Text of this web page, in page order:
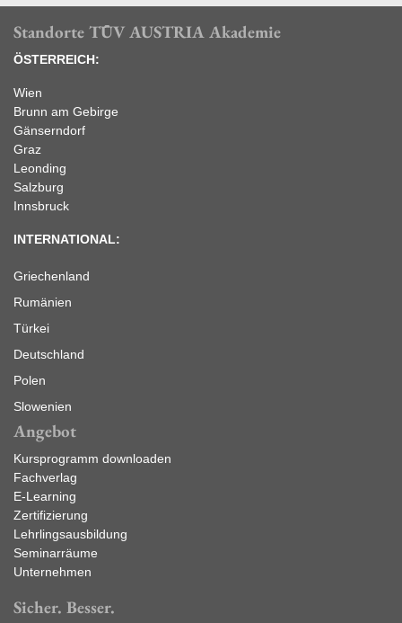
Standorte TÜV AUSTRIA Akademie
ÖSTERREICH:
Wien
Brunn am Gebirge
Gänserndorf
Graz
Leonding
Salzburg
Innsbruck
INTERNATIONAL:
Griechenland
Rumänien
Türkei
Deutschland
Polen
Slowenien
Angebot
Kursprogramm downloaden
Fachverlag
E-Learning
Zertifizierung
Lehrlingsausbildung
Seminarräume
Unternehmen
Sicher. Besser.